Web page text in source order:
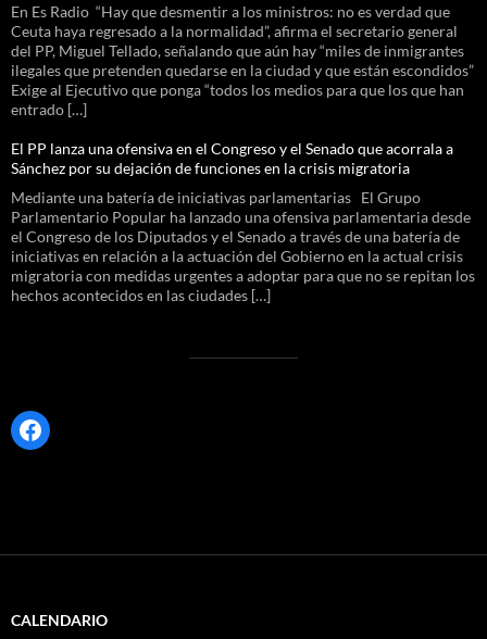
En Es Radio “Hay que desmentir a los ministros: no es verdad que
Ceuta haya regresado a la normalidad”, afirma el secretario general
del PP, Miguel Tellado, señalando que aún hay “miles de inmigrantes
ilegales que pretenden quedarse en la ciudad y que están escondidos”
Exige al Ejecutivo que ponga “todos los medios para que los que han
entrado […]
El PP lanza una ofensiva en el Congreso y el Senado que acorrala a
Sánchez por su dejación de funciones en la crisis migratoria
Mediante una batería de iniciativas parlamentarias El Grupo
Parlamentario Popular ha lanzado una ofensiva parlamentaria desde
el Congreso de los Diputados y el Senado a través de una batería de
iniciativas en relación a la actuación del Gobierno en la actual crisis
migratoria con medidas urgentes a adoptar para que no se repitan los
hechos acontecidos en las ciudades […]
Facebook
CALENDARIO